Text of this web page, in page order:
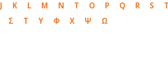
J K L M N T O P Q R S T
Σ Τ Υ Φ Χ Ψ Ω